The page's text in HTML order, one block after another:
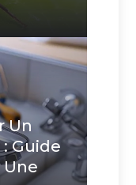
Un
Guide
Une